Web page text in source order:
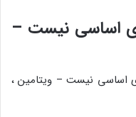
اساسی نیست –
اساسی نیست – ویتامین ،